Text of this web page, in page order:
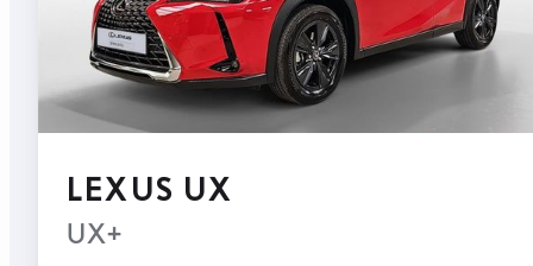
LEXUS UX
UX+